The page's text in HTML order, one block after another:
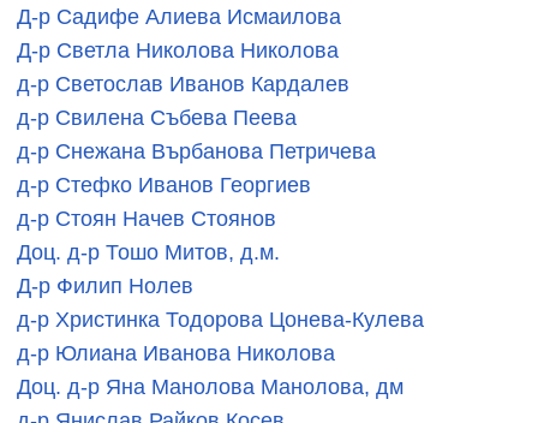
Д-р Садифе Алиева Исмаилова
Д-р Светла Николова Николова
д-р Светослав Иванов Кардалев
д-р Свилена Събева Пеева
д-р Снежана Върбанова Петричева
д-р Стефко Иванов Георгиев
д-р Стоян Начев Стоянов
Доц. д-р Тошо Митов, д.м.
Д-р Филип Нолев
д-р Христинка Тодорова Цонева-Кулева
д-р Юлиана Иванова Николова
Доц. д-р Яна Манолова Манолова, дм